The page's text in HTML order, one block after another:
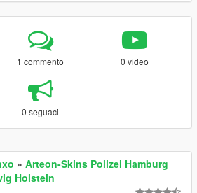
1 commento 0 video
0 seguaci
» Arteon-Skins Polizei Hamburg
Holstein